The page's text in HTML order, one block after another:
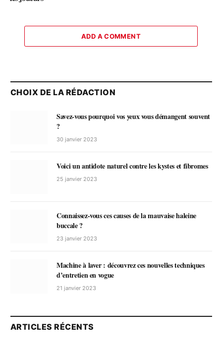
ADD A COMMENT
CHOIX DE LA RÉDACTION
Savez-vous pourquoi vos yeux vous démangent souvent
?
30 janvier 2023
Voici un antidote naturel contre les kystes et fibromes
25 janvier 2023
Connaissez-vous ces causes de la mauvaise haleine
buccale ?
23 janvier 2023
Machine à laver : découvrez ces nouvelles techniques
d’entretien en vogue
21 janvier 2023
ARTICLES RÉCENTS